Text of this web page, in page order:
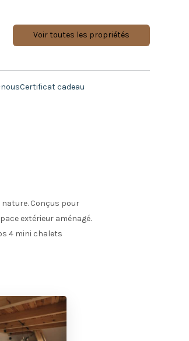
Voir toutes les propriétés
Certificat cadeau
Conçus pour
extérieur aménagé.
4 mini chalets